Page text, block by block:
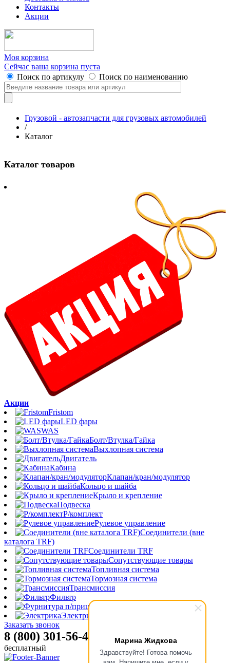
Марина Жидкова
Здравствуйте! Готова помочь
Контакты
Акции
Моя корзина
Сейчас ваша корзина пуста
Поиск по артикулу
Поиск по наименованию
Грузовой - автозапчасти для грузовых автомобилей
/
Каталог
Каталог товаров
Акции
Fristom
LED фары
WAS
Болт/Втулка/Гайка
Выхлопная система
Двигатель
Кабина
Клапан/кран/модулятор
Кольцо и шайба
Крыло и крепление
Подвеска
Р/комплект
Рулевое управление
Соединители (вне
каталога TRF)
Соединители TRF
Сопутствующие товары
Топливная система
Тормозная система
Трансмиссия
Фильтр
Электрика
Заказать звонок
8 (800) 301-56-47
бесплатный